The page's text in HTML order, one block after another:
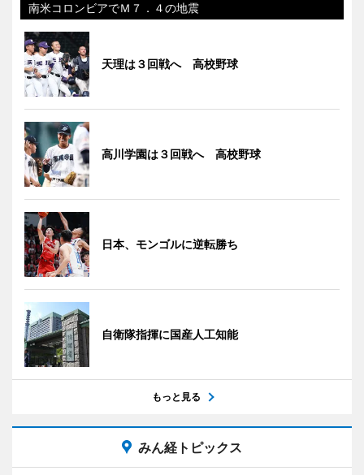
南米コロンビアでＭ７．４の地震
天理は３回戦へ 高校野球
高川学園は３回戦へ 高校野球
日本、モンゴルに逆転勝ち
自衛隊指揮に国産人工知能
もっと見る
みん経トピックス